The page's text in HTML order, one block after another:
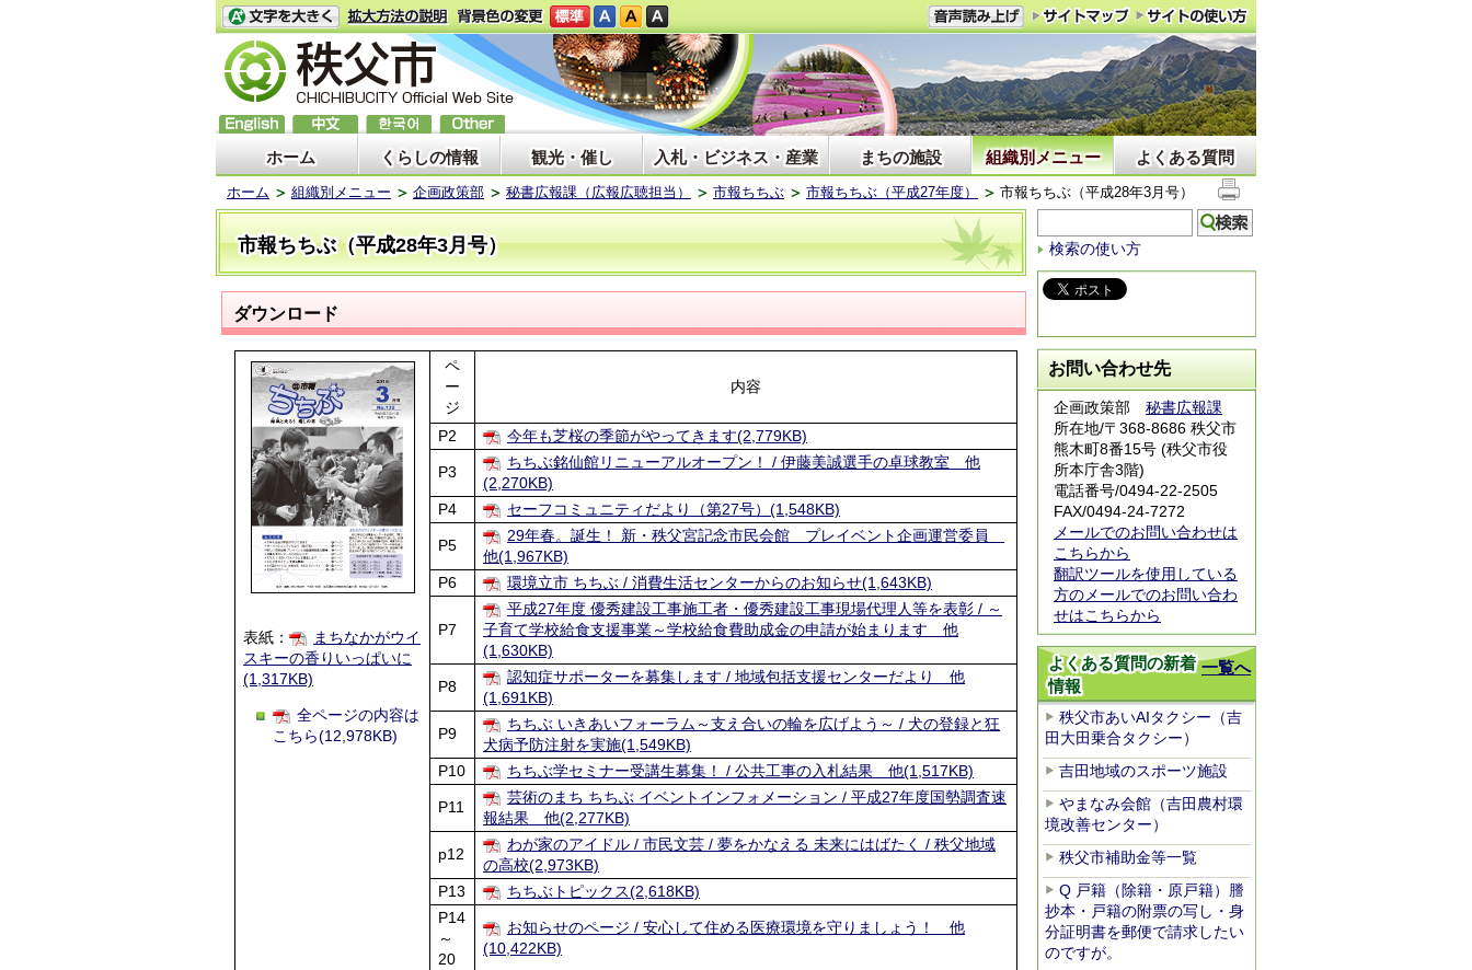
ホーム くらしの情報 観光・催し 入札・ビジネス・産業 まちの施設 組織別メニュー よくある質問
ホーム 組織別メニュー 企画政策部 秘書広報課（広報広聴担当） 市報ちちぶ 市報ちちぶ（平成27年度） 市報ちちぶ（平成28年3月号）
市報ちちぶ（平成28年3月号）
ダウンロード
表紙：
まちなかがウイ
スキーの香りいっぱいに
(1,317KB)
全ページの内容は
こちら(12,978KB)
ペ
ー
ジ
内容
P2 今年も芝桜の季節がやってきます(2,779KB)
P3
ちちぶ銘仙館リニューアルオープン！ / 伊藤美誠選手の卓球教室 他
(2,270KB)
P4
セーフコミュニティだより（第27号）(1,548KB)
P5
29年春。誕生！ 新・秩父宮記念市民会館 プレイベント企画運営委員
他(1,967KB)
P6
環境立市 ちちぶ / 消費生活センターからのお知らせ(1,643KB)
P7
平成27年度 優秀建設工事施工者・優秀建設工事現場代理人等を表彰 / ～
子育て学校給食支援事業～学校給食費助成金の申請が始まります 他
(1,630KB)
P8
認知症サポーターを募集します / 地域包括支援センターだより 他
(1,691KB)
P9
ちちぶ いきあいフォーラム～支え合いの輪を広げよう～ / 犬の登録と狂
犬病予防注射を実施(1,549KB)
P10
ちちぶ学セミナー受講生募集！ / 公共工事の入札結果 他(1,517KB)
P11
芸術のまち ちちぶ イベントインフォメーション / 平成27年度国勢調査速
報結果 他(2,277KB)
p12
わが家のアイドル / 市民文芸 / 夢をかなえる 未来にはばたく / 秩父地域
の高校(2,973KB)
P13
ちちぶトピックス(2,618KB)
P14
～
20
お知らせのページ / 安心して住める医療環境を守りましょう！ 他
(10,422KB)
検索の使い方
お問い合わせ先
企画政策部 秘書広報課
所在地/〒368-8686 秩父市
熊木町8番15号 (秩父市役
所本庁舎3階)
電話番号/0494-22-2505
FAX/0494-24-7272
メールでのお問い合わせは
こちらから
翻訳ツールを使用している
方のメールでのお問い合わ
せはこちらから
一覧へ
よくある質問の新着
情報
秩父市あいAIタクシー（吉
田大田乗合タクシー）
吉田地域のスポーツ施設
やまなみ会館（吉田農村環
境改善センター）
秩父市補助金等一覧
Q 戸籍（除籍・原戸籍）謄
抄本・戸籍の附票の写し・身
分証明書を郵便で請求したい
のですが。